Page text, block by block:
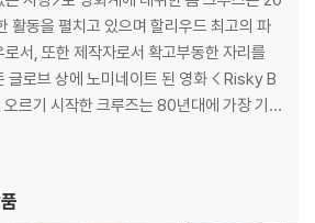
활동을 펼치고 있으며 할리우드 최고의 파
서, 또한 제작자로서 확고부동한 자리를
르기 시작한 크루즈는 80년대에 가장 기
영화 <탑건>의 비행기 조종사 역을 맡았
<레인 맨>, <컬러 오브 머니>, <칵테일>,
타성을